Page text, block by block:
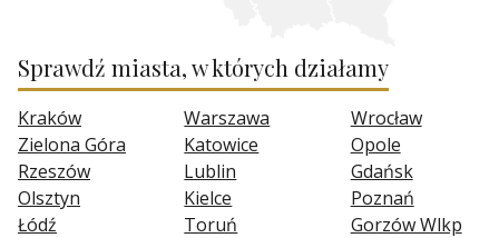
Sprawdź miasta, w których działamy
Kraków
Zielona Góra
Rzeszów
Olsztyn
Łódź
Warszawa
Katowice
Lublin
Kielce
Toruń
Wrocław
Opole
Gdańsk
Poznań
Gorzów Wlkp